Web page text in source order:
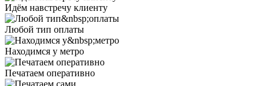
Идём навстречу клиенту
Любой тип оплаты
Находимся у метро
Печатаем оперативно